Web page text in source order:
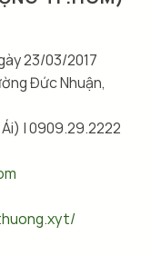
23/03/2017
Đức Nhuận,
| 0909.29.2222